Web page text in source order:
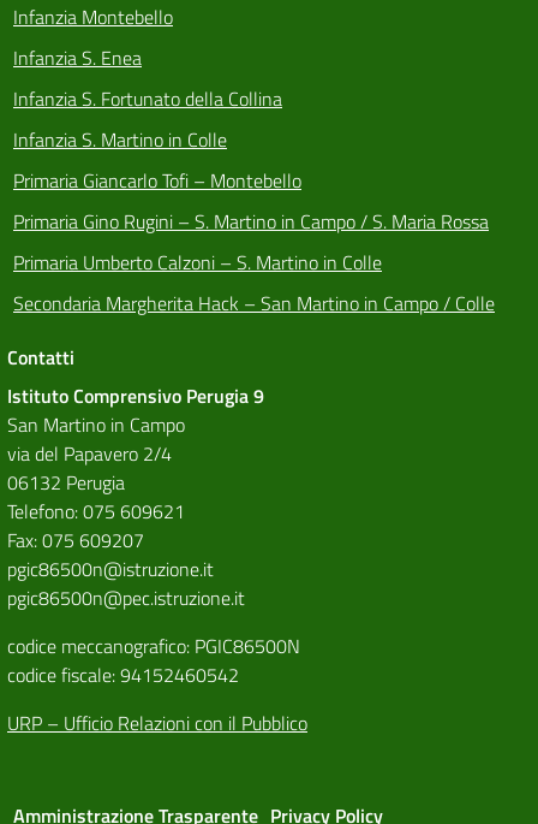
Infanzia Montebello
Infanzia S. Enea
Infanzia S. Fortunato della Collina
Infanzia S. Martino in Colle
Primaria Giancarlo Tofi – Montebello
Primaria Gino Rugini – S. Martino in Campo / S. Maria Rossa
Primaria Umberto Calzoni – S. Martino in Colle
Secondaria Margherita Hack – San Martino in Campo / Colle
Contatti
Istituto Comprensivo Perugia 9
San Martino in Campo
via del Papavero 2/4
06132 Perugia
Telefono: 075 609621
Fax: 075 609207
pgic86500n@istruzione.it
pgic86500n@pec.istruzione.it
codice meccanografico: PGIC86500N
codice fiscale: 94152460542
URP – Ufficio Relazioni con il Pubblico
Amministrazione Trasparente Privacy Policy